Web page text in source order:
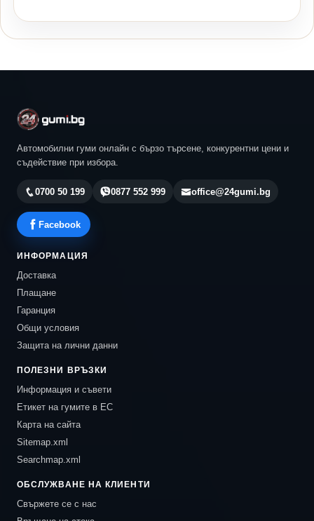
Автомобилни гуми онлайн с бързо търсене, конкурентни цени и
съдействие при избора.
0700 50 199 0877 552 999 office@24gumi.bg
Facebook
ИНФОРМАЦИЯ
Доставка
Плащане
Гаранция
Общи условия
Защита на лични данни
ПОЛЕЗНИ ВРЪЗКИ
Информация и съвети
Етикет на гумите в ЕС
Карта на сайта
Sitemap.xml
Searchmap.xml
ОБСЛУЖВАНЕ НА КЛИЕНТИ
Свържете се с нас